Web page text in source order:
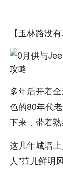
【玉林路没
多年后开着
色的80年代
下来，带着
这几年城墙
人"范儿鲜明